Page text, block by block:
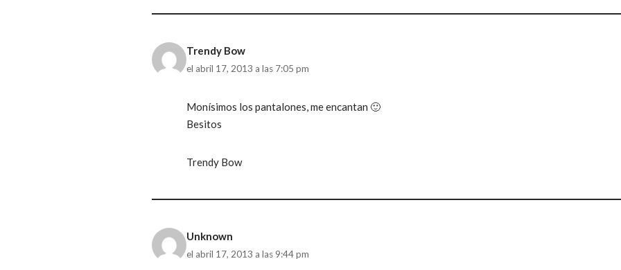
Trendy Bow
el abril 17, 2013 a las 7:05 pm
Monísimos los pantalones, me encantan 🙂
Besitos
Trendy Bow
Unknown
el abril 17, 2013 a las 9:44 pm